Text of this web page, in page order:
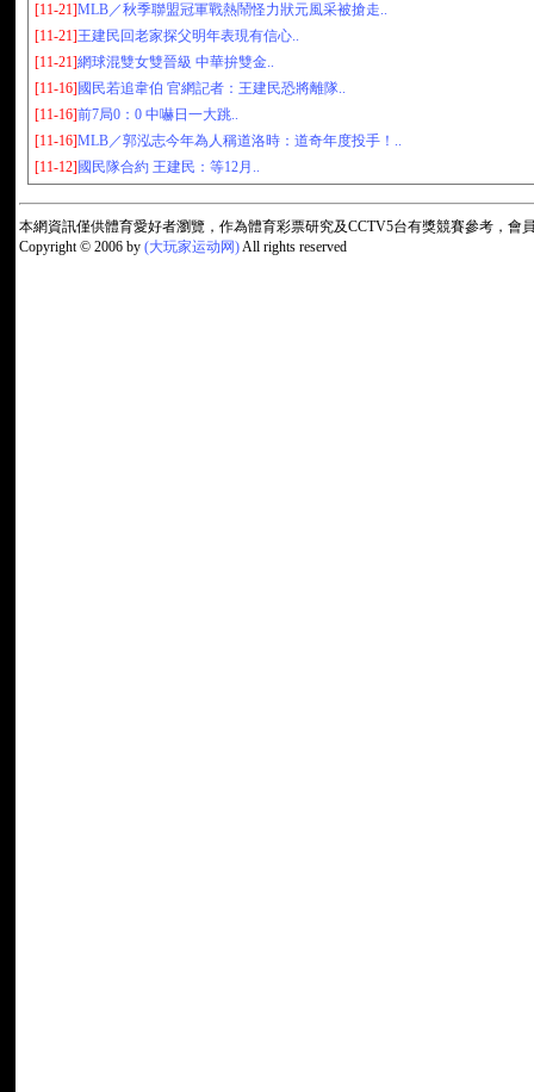
[11-21]MLB／秋季聯盟冠軍戰熱鬧怪力狀元風采被搶走..
[11-21]王建民回老家探父明年表現有信心..
[11-21]網球混雙女雙晉級 中華拚雙金..
[11-16] 國民若追韋伯 官網記者：王建民恐將離隊..
[11-16]前7局0：0 中嚇日一大跳..
[11-16]MLB／郭泓志今年為人稱道洛時：道奇年度投手！..
[11-12] 國民隊合約 王建民：等12月..
本網資訊僅供體育愛好者瀏覽，作為體育彩票研究及CCTV5台有獎競賽參考，
Copyright © 2006 by (大玩家运动网)All rights reserved